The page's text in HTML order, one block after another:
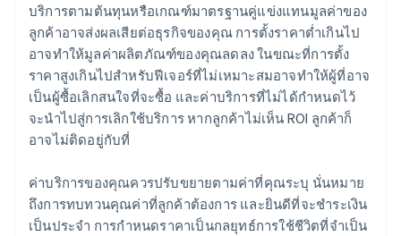
บริการตามต้นทุนหรือเกณฑ์มาตรฐานคู่แข่งแทนมูลค่าของ
ลูกค้าอาจส่งผลเสียต่อธุรกิจของคุณ การตั้งราคาต่ำเกินไป
อาจทำให้มูลค่าผลิตภัณฑ์ของคุณลดลง ในขณะที่การตั้ง
ราคาสูงเกินไปสำหรับฟีเจอร์ที่ไม่เหมาะสมอาจทำให้ผู้ที่อาจ
เป็นผู้ซื้อเลิกสนใจที่จะซื้อ และค่าบริการที่ไม่ได้กําหนดไว้
จะนําไปสู่การเลิกใช้บริการ หากลูกค้าไม่เห็น ROI ลูกค้าก็
อาจไม่ติดอยู่กับที่
ค่าบริการของคุณควรปรับขยายตามค่าที่คุณระบุ นั่นหมาย
ถึงการทบทวนคุณค่าที่ลูกค้าต้องการ และยินดีที่จะชําระเงิน
เป็นประจํา การกําหนดราคาเป็นกลยุทธ์การใช้ชีวิตที่จําเป็น